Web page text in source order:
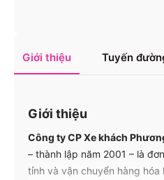
Giới thiệu Tuyến
Giới thiệu
Công ty CP Xe khách
– thành lập năm 2001 – là
tỉnh và vận chuyển hàng hóa